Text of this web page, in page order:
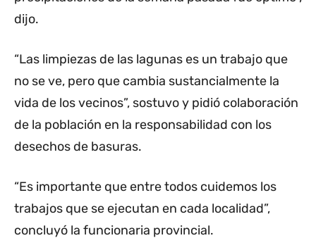
dijo.
“Las limpiezas de las lagunas es un trabajo que
no se ve, pero que cambia sustancialmente la
vida de los vecinos”, sostuvo y pidió colaboración
de la población en la responsabilidad con los
desechos de basuras.
“Es importante que entre todos cuidemos los
trabajos que se ejecutan en cada localidad”,
concluyó la funcionaria provincial.